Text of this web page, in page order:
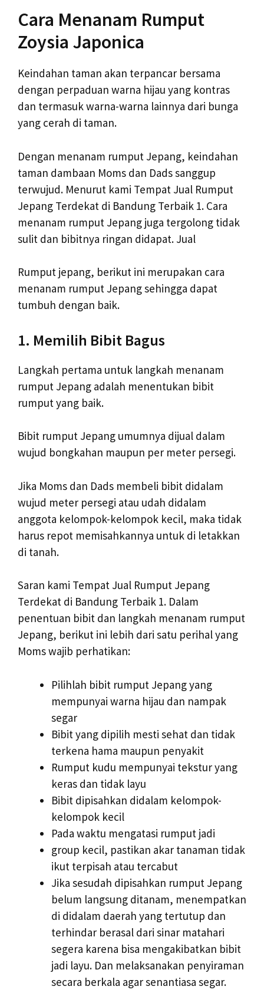
Cara Menanam Rumput
Zoysia Japonica
Keindahan taman akan terpancar bersama
dengan perpaduan warna hijau yang kontras
dan termasuk warna-warna lainnya dari bunga
yang cerah di taman.
Dengan menanam rumput Jepang, keindahan
taman dambaan Moms dan Dads sanggup
terwujud. Menurut kami Tempat Jual Rumput
Jepang Terdekat di Bandung Terbaik 1. Cara
menanam rumput Jepang juga tergolong tidak
sulit dan bibitnya ringan didapat. Jual
Rumput jepang, berikut ini merupakan cara
menanam rumput Jepang sehingga dapat
tumbuh dengan baik.
1. Memilih Bibit Bagus
Langkah pertama untuk langkah menanam
rumput Jepang adalah menentukan bibit
rumput yang baik.
Bibit rumput Jepang umumnya dijual dalam
wujud bongkahan maupun per meter persegi.
Jika Moms dan Dads membeli bibit didalam
wujud meter persegi atau udah didalam
anggota kelompok-kelompok kecil, maka tidak
harus repot memisahkannya untuk di letakkan
di tanah.
Saran kami Tempat Jual Rumput Jepang
Terdekat di Bandung Terbaik 1. Dalam
penentuan bibit dan langkah menanam rumput
Jepang, berikut ini lebih dari satu perihal yang
Moms wajib perhatikan:
Pilihlah bibit rumput Jepang yang
mempunyai warna hijau dan nampak
segar
Bibit yang dipilih mesti sehat dan tidak
terkena hama maupun penyakit
Rumput kudu mempunyai tekstur yang
keras dan tidak layu
Bibit dipisahkan didalam kelompok-
kelompok kecil
Pada waktu mengatasi rumput jadi
group kecil, pastikan akar tanaman tidak
ikut terpisah atau tercabut
Jika sesudah dipisahkan rumput Jepang
belum langsung ditanam, menempatkan
di didalam daerah yang tertutup dan
terhindar berasal dari sinar matahari
segera karena bisa mengakibatkan bibit
jadi layu. Dan melaksanakan penyiraman
secara berkala agar senantiasa segar.